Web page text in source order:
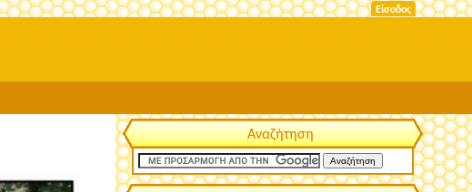
Είσοδος
Αναζήτηση